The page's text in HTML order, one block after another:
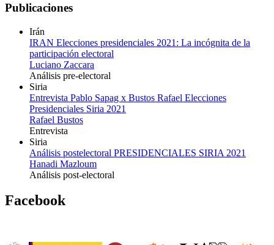
Publicaciones
Irán
IRAN Elecciones presidenciales 2021: La incógnita de la
participación electoral
Luciano Zaccara
Análisis pre-electoral
Siria
Entrevista Pablo Sapag x Bustos Rafael Elecciones
Presidenciales Siria 2021
Rafael Bustos
Entrevista
Siria
Análisis postelectoral PRESIDENCIALES SIRIA 2021
Hanadi Mazloum
Análisis post-electoral
Facebook